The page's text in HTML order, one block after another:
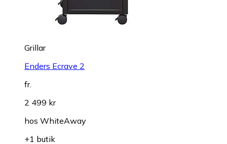
Grillar
Enders Ecrave 2
fr.
2 499 kr
hos WhiteAway
+1 butik